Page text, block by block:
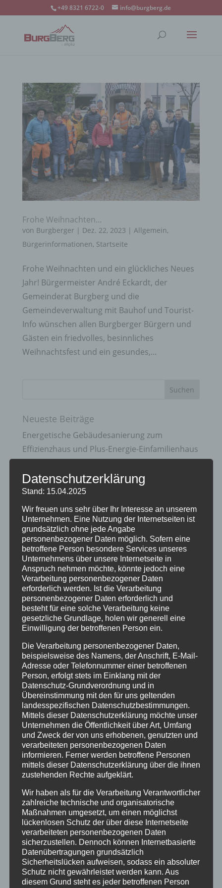
+49 8321 6722-0 info@burgberg.de
Frohe Weihnachten…
von Burgberger | Dez. 22, 2023 | Allgemein,
Bürgerinformationen, Startseite
Frohe Weihnachten und ein glückliches Neues
Jahr! Bürgermeister André Eckardt, der
Gemeinderat Burgberg und die
Gemeindeverwaltung mit Bauhof und Tourist-
Info wünschen allen Burgberger Bürgern und
Gästen ein friedvolles, besinnliches
Weihnachtsfest und ein gesundes,...
Neueste Beiträge
Energetische Gebäudesanierung zum
Effizienzhaus und Plus-Energie-Einfamilienhaus
erneuerbare Energien
Jubiläumssommer mit vielen besonderen
Erlebnissen
Halbzeit im Mikrozensus
Burgberger Dorfabende
Kategorien
Allgemein
Amtliche Bekanntmachungen
Bürgerinformationen
Fortbildungen
Klimaschutz Best Practice
Startseite
Veranstaltungen
Stichwörter
2024 agathazell Aktion Allgäu alpsee-grünten
Antrag Arbeiten ausweis Bauhof
Bekanntmachung Brauchtum burgberg
Burgberg im Allgäu burgentage Bürger Bürgerbüro
Bürgerinfo bürgermeister corona Dorfplatz
ehrung Gemeinde Gemeinde Burgberg
gemeinderat Gesucht Grünten Grüntenhalle
hinweis hochwasser Holzfällung
Datenschutzerklärung
Stand: 15.04.2025
Wir freuen uns sehr über Ihr Interesse an unserem
Unternehmen. Eine Nutzung der Internetseiten ist
grundsätzlich ohne jede Angabe
personenbezogener Daten möglich. Sofern eine
betroffene Person besondere Services unseres
Unternehmens über unsere Internetseite in
Anspruch nehmen möchte, könnte jedoch eine
Verarbeitung personenbezogener Daten
erforderlich werden. Ist die Verarbeitung
personenbezogener Daten erforderlich und
besteht für eine solche Verarbeitung keine
gesetzliche Grundlage, holen wir generell eine
Einwilligung der betroffenen Person ein.
Die Verarbeitung personenbezogener Daten,
beispielsweise des Namens, der Anschrift, E-Mail-
Adresse oder Telefonnummer einer betroffenen
Person, erfolgt stets im Einklang mit der
Datenschutz-Grundverordnung und in
Übereinstimmung mit den für uns geltenden
landesspezifischen Datenschutzbestimmungen.
Mittels dieser Datenschutzerklärung möchte unser
Unternehmen die Öffentlichkeit über Art, Umfang
und Zweck der von uns erhobenen, genutzten und
verarbeiteten personenbezogenen Daten
informieren. Ferner werden betroffene Personen
mittels dieser Datenschutzerklärung über die ihnen
zustehenden Rechte aufgeklärt.
Wir haben als für die Verarbeitung Verantwortlicher
zahlreiche technische und organisatorische
Maßnahmen umgesetzt, um einen möglichst
lückenlosen Schutz der über diese Internetseite
verarbeiteten personenbezogenen Daten
sicherzustellen. Dennoch können Internetbasierte
Datenübertragungen grundsätzlich
Sicherheitslücken aufweisen, sodass ein absoluter
Schutz nicht gewährleistet werden kann. Aus
diesem Grund steht es jeder betroffenen Person